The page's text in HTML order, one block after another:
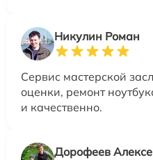
Никулин Роман
Сервис мастерской
оценки, ремонт
и качественно.
Дорофеев